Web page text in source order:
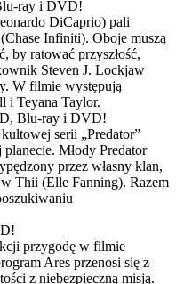
ray i DVD!
DiCaprio) pali
Infiniti). Oboje muszą
by ratować przyszłość,
Steven J. Lockjaw
W filmie występują
i Teyana Taylor.
Blu-ray i DVD!
serii „Predator”
Młody Predator
przez własny klan,
Thii (Elle Fanning). Razem
przygodę w filmie
Ares przenosi się z
z niebezpieczną misją.